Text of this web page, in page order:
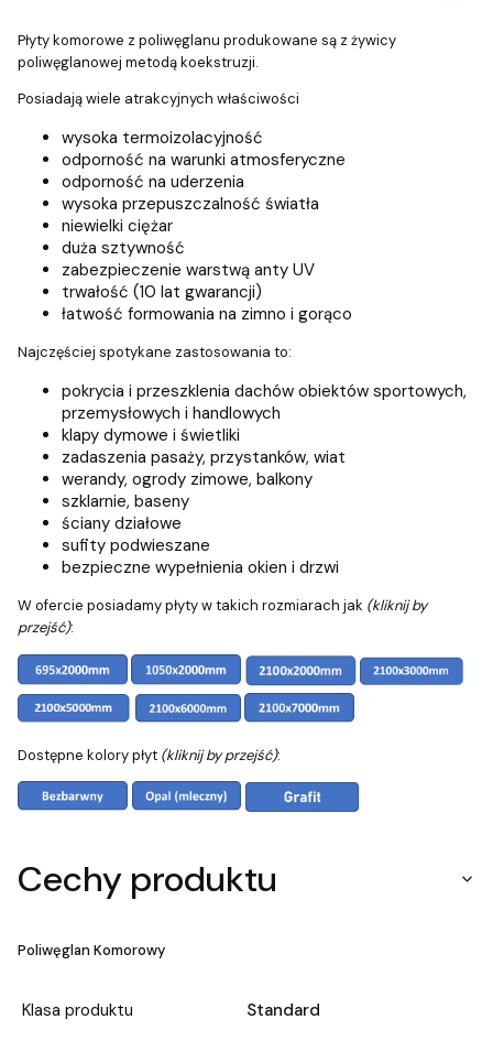
Płyty komorowe z poliwęglanu produkowane są z żywicy
poliwęglanowej metodą koekstruzji.
Posiadają wiele atrakcyjnych właściwości
wysoka termoizolacyjność
odporność na warunki atmosferyczne
odporność na uderzenia
wysoka przepuszczalność światła
niewielki ciężar
duża sztywność
zabezpieczenie warstwą anty UV
trwałość (10 lat gwarancji)
łatwość formowania na zimno i gorąco
Najczęściej spotykane zastosowania to:
pokrycia i przeszklenia dachów obiektów sportowych,
przemysłowych i handlowych
klapy dymowe i świetliki
zadaszenia pasaży, przystanków, wiat
werandy, ogrody zimowe, balkony
szklarnie, baseny
ściany działowe
sufity podwieszane
bezpieczne wypełnienia okien i drzwi
W ofercie posiadamy płyty w takich rozmiarach jak (kliknij by
przejść):
Dostępne kolory płyt (kliknij by przejść):
Cechy produktu
Poliwęglan Komorowy
Klasa produktu Standard